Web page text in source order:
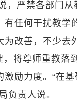
，严禁各部门
任何干扰教学
改善，不少去
将尊师重教落
励力度。“在
负责人说。